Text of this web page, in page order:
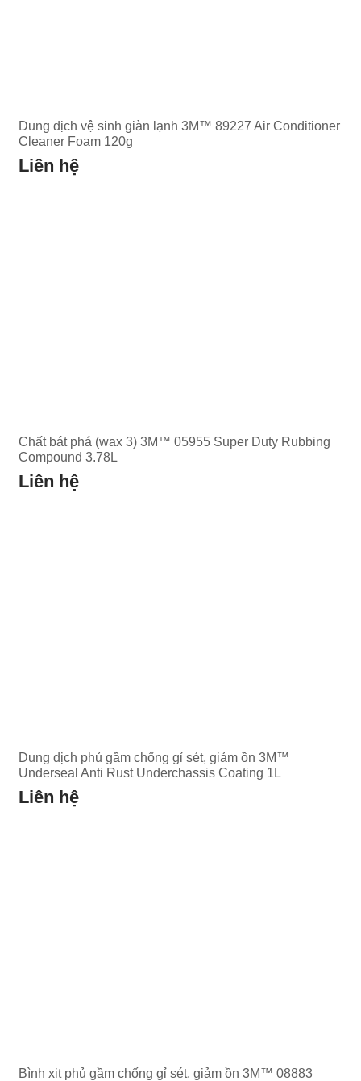
Dung dịch vệ sinh giàn lạnh 3M™ 89227 Air Conditioner
Cleaner Foam 120g
Liên hệ
Chất bát phá (wax 3) 3M™ 05955 Super Duty Rubbing
Compound 3.78L
Liên hệ
Dung dịch phủ gầm chống gỉ sét, giảm ồn 3M™
Underseal Anti Rust Underchassis Coating 1L
Liên hệ
Bình xịt phủ gầm chống gỉ sét, giảm ồn 3M™ 08883